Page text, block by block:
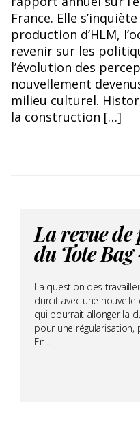
Games
France. Elle
production d’HLM,
revenir sur les
l’évolution des
nouvellement
milieu culturel.
la construction […]
La revue de
du Tote
La question des
durcit avec une
qui pourrait allonger la
pour une régularisation,
En...